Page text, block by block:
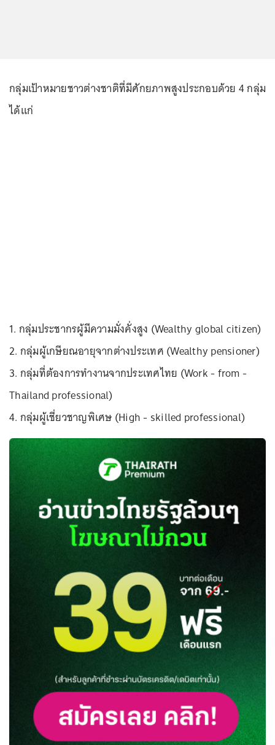
กลุ่มเป้าหมายชาวต่างชาติที่มีศักยภาพสูงประกอบด้วย 4 กลุ่ม
ได้แก่
1. กลุ่มประชากรผู้มีความมั่งคั่งสูง (Wealthy global citizen)
2. กลุ่มผู้เกษียณอายุจากต่างประเทศ (Wealthy pensioner)
3. กลุ่มที่ต้องการทำงานจากประเทศไทย (Work - from -
Thailand professional)
4. กลุ่มผู้เชี่ยวชาญพิเศษ (High - skilled professional)